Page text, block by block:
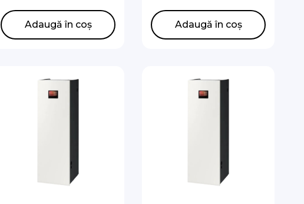
de circulatie)
AE200DNWMPK/EU,
AE050CXYDEK/EU
Adaugă în coș
de circulatie)
AE200DNWMPK/EU,
AE080CXYDEK/EU
Adaugă în coș